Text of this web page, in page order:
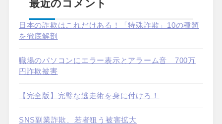
最近のコメント
日本の詐欺はこれだけある！「特殊詐欺」10の種類
を徹底解剖
職場のパソコンにエラー表示とアラーム音 700万
円詐欺被害
【完全版】完璧な逃走術を身に付けろ！
SNS副業詐欺、若者狙う被害拡大